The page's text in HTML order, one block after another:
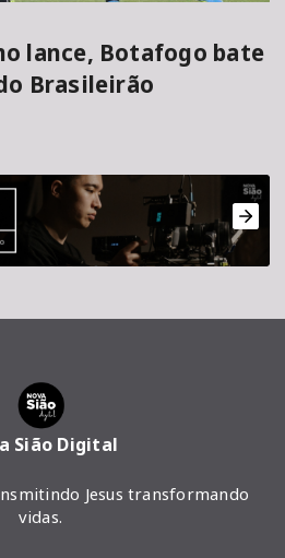
lance, Botafogo bate
Brasileirão
Sião Digital
Jesus transformando
vidas.